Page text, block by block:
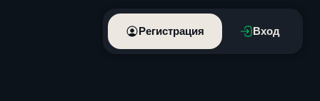
Регистрация Вход